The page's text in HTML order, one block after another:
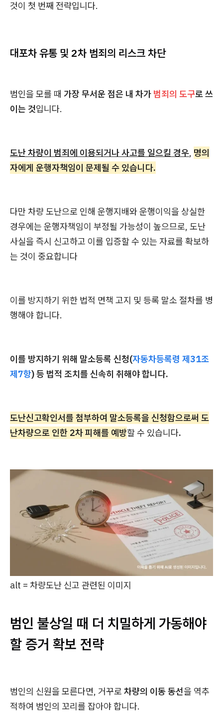
것이 첫 번째 전략입니다.
대포차 유통 및 2차 범죄의 리스크 차단
범인을 모를 때 가장 무서운 점은 내 차가 범죄의 도구로 쓰
이는 것입니다.
도난 차량이 범죄에 이용되거나 사고를 일으킬 경우, 명의
자에게 운행자책임이 문제될 수 있습니다.
다만 차량 도난으로 인해 운행지배와 운행이익을 상실한
경우에는 운행자책임이 부정될 가능성이 높으므로, 도난
사실을 즉시 신고하고 이를 입증할 수 있는 자료를 확보하
는 것이 중요합니다
이를 방지하기 위한 법적 면책 고지 및 등록 말소 절차를 병
행해야 합니다.
이를 방지하기 위해 말소등록 신청(자동차등록령 제31조
제7항) 등 법적 조치를 신속히 취해야 합니다.
도난신고확인서를 첨부하여 말소등록을 신청함으로써 도
난차량으로 인한 2차 피해를 예방할 수 있습니다.
alt = 차량도난 신고 관련된 이미지
범인 불상일 때 더 치밀하게 가동해야
할 증거 확보 전략
범인의 신원을 모른다면, 거꾸로 차량의 이동 동선을 역추
적하여 범인의 꼬리를 잡아야 합니다.